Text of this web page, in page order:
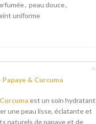
, peau douce,
uniforme
& Curcuma
est un soin hydratant
une peau lisse, éclatante et
naturels de papaye et de